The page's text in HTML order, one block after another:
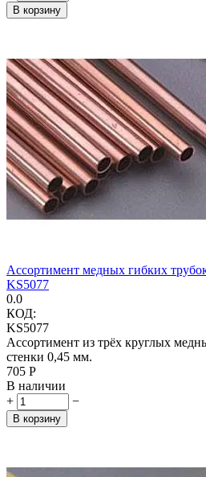
В корзину
Ассортимент медных гибких
KS5077
0.0
КОД:
KS5077
Ассортимент из трёх круглых
стенки 0,45 мм.
‍705‍ Р
В наличии
+
−
В корзину